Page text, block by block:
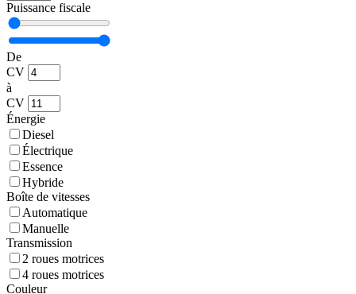
Puissance fiscale
De
CV
à
CV
Énergie
Diesel
Électrique
Essence
Hybride
Boîte de vitesses
Automatique
Manuelle
Transmission
2 roues motrices
4 roues motrices
Couleur